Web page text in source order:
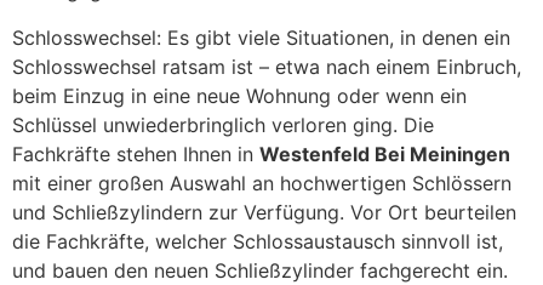
Schlosswechsel: Es gibt viele Situationen, in denen ein
Schlosswechsel ratsam ist – etwa nach einem Einbruch,
beim Einzug in eine neue Wohnung oder wenn ein
Schlüssel unwiederbringlich verloren ging. Die
Fachkräfte stehen Ihnen in Westenfeld Bei Meiningen
mit einer großen Auswahl an hochwertigen Schlössern
und Schließzylindern zur Verfügung. Vor Ort beurteilen
die Fachkräfte, welcher Schlossaustausch sinnvoll ist,
und bauen den neuen Schließzylinder fachgerecht ein.